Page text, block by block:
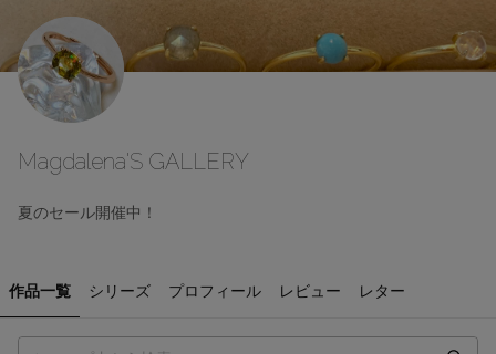
Magdalena'S GALLERY
夏のセール開催中！
作品一覧 シリーズ プロフィール レビュー レター